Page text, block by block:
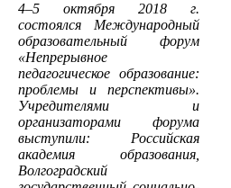
4–5 октября 2018 г.
состоялся Международный
образовательный форум
«Непрерывное
педагогическое образование:
проблемы и перспективы».
Учредителями и
организаторами форума
выступили: Российская
академия образования,
Волгоградский